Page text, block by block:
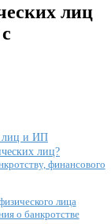
лиц
лиц и ИП
лиц?
финансового
лица
о банкротстве